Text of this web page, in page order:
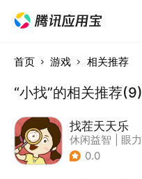
首页 游戏 相关推荐
“小找”的相关推荐(9)
找茬天天乐
休闲益智 眼力
0.0